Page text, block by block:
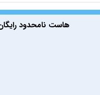
هاست نامحدود